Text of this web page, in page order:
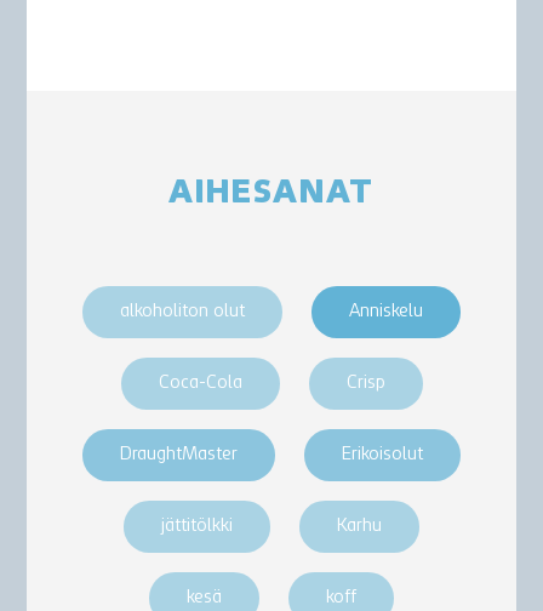
AIHESANAT
alkoholiton olut Anniskelu
Coca-Cola Crisp
DraughtMaster Erikoisolut
jättitölkki Karhu
kesä koff